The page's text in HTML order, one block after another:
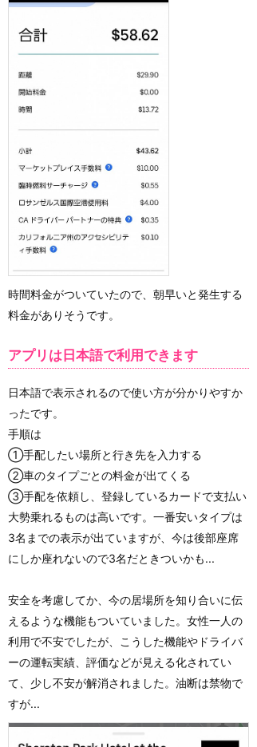
時間料金がついていたので、朝早いと発生する
料金がありそうです。
アプリは日本語で利用できます
日本語で表示されるので使い方が分かりやすか
ったです。
手順は
①手配したい場所と行き先を入力する
②車のタイプごとの料金が出てくる
③手配を依頼し、登録しているカードで支払い
大勢乗れるものは高いです。一番安いタイプは
3名までの表示が出ていますが、今は後部座席
にしか座れないので3名だときついかも...
安全を考慮してか、今の居場所を知り合いに伝
えるような機能もついていました。女性一人の
利用で不安でしたが、こうした機能やドライバ
ーの運転実績、評価などが見える化されてい
て、少し不安が解消されました。油断は禁物で
すが...